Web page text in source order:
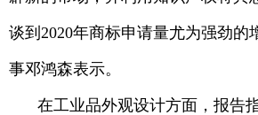
谈到2020年商标申请量尤为强劲的
事邓鸿森表示。
在工业品外观设计方面，报告